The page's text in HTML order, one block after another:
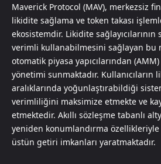
Maverick Protocol (MAV), merkezsiz
likidite sağlama ve token takası
ekosistemdir. Likidite
verimli kullanabilmesini sağlayan bu
otomatik piyasa yapıcılarından
yönetimi sunmaktadır.
aralıklarında yoğunlaştırabildiği
verimliliğini maksimize etmekte ve
etmektedir. Akıllı sözleşme tabanlı
yeniden konumlandırma özellikleriyle
üstün getiri imkanları yaratmaktadır.